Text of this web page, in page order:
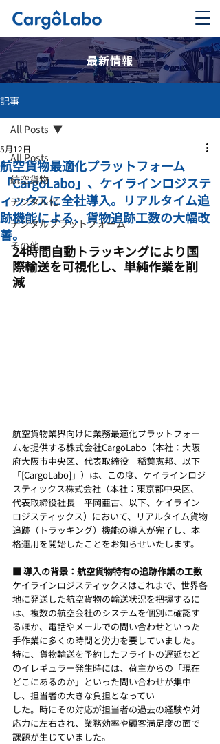
最新情報
記事
All Posts
航空貨物
デジタル化
デジタルプラットフォーム
その他
All Posts
航空貨物最適化プラットフォーム
「CargoLabo」、ケイラインロジステ
ィックスに全社導入。リアルタイム追
跡機能による、貨物追跡工数の大幅改
善。
5月12日
24時間自動トラッキングにより国
際輸送を可視化し、単純作業を削
減
航空貨物業界向けに業務最適化プラットフォー
ムを提供する株式会社CargoLabo（本社：大阪
府大阪市中央区、代表取締役　稲葉憲邦、以下
「[CargoLabo]」）は、この度、ケイラインロジ
スティックス株式会社（本社：東京都中央区、
代表取締役社長　平岡亜古、以下、ケイライン
ロジスティックス）において、リアルタイム貨物
追跡（トラッキング）機能の導入が完了し、本
格運用を開始したことをお知らせいたします。
■ 導入の背景：航空貨物特有の追跡作業の工数
ケイラインロジスティックスはこれまで、世界各
地に発送した航空貨物の輸送状況を把握するに
は、複数の航空会社のシステムを個別に確認す
るほか、電話やメールでの問い合わせといった
手作業に多くの時間と労力を要していました。
特に、貨物輸送を予約したフライトの遅延など
のイレギュラー発生時には、荷主からの「現在
どこにあるのか」といった問い合わせが集中
し、担当者の大きな負担となってい
した。時にその対応が担当者の過去の経験や対
応力に左右され、業務効率や顧客満足度の面で
課題が生じていました。